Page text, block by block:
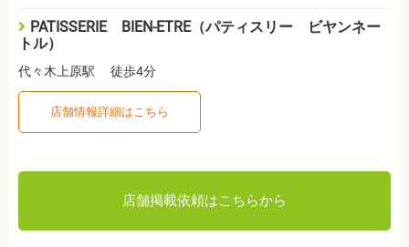
PATISSERIE BIEN-ETRE（パティスリー ビヤンネー
トル）
代々木上原駅 徒歩4分
店舗情報詳細はこちら
店舗掲載依頼はこちらから